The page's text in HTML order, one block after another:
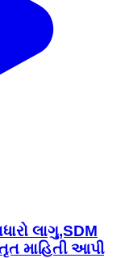
લાગુ,SDM
માહિતી આપી